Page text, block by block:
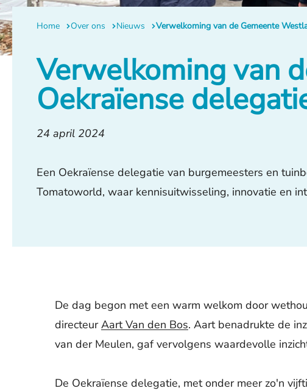
Home Over ons Nieuws Verwelkoming van de Gemeente
Verwelkoming van
Oekraïense
24 april 2024
Een Oekraïense delegatie van burgemeesters en
Tomatoworld, waar kennisuitwisseling, innovatie en
De dag begon met een warm welkom door
directeur Aart Van den Bos. Aart benadrukte de
van der Meulen, gaf vervolgens waardevolle
De Oekraïense delegatie, met onder meer zo'n